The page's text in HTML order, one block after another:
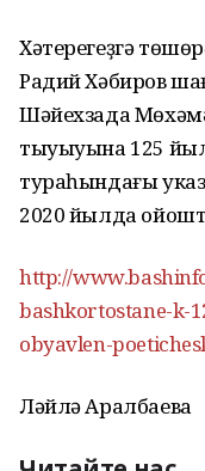
Хәтерегеҙгә
Радий Хәбиров
Шәйехзада
тыуыуына 125
тураһындағы
2020 йылда
http://
bashkortostane-k-
obyavlen-
Ләйлә Аралбаева